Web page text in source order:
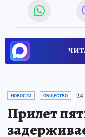
НОВОСТИ ОБЩЕСТВО
Прилет